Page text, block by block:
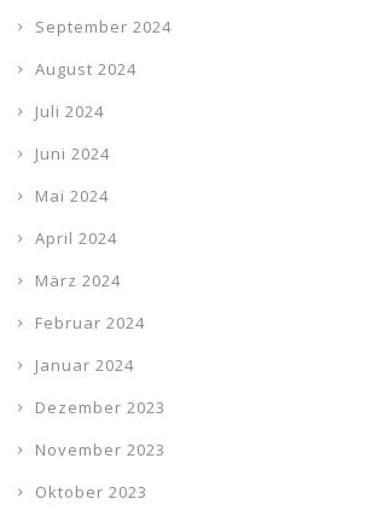
September 2024
August 2024
Juli 2024
Juni 2024
Mai 2024
April 2024
März 2024
Februar 2024
Januar 2024
Dezember 2023
November 2023
Oktober 2023